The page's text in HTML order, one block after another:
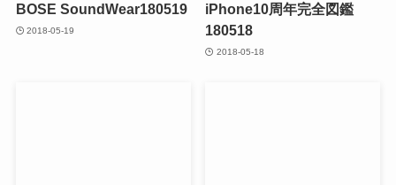
BOSE SoundWear180519
2018-05-19
iPhone10周年完全図鑑
180518
2018-05-18